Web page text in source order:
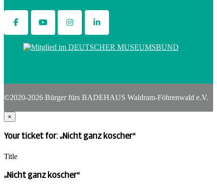
©2020-2026 Bürger fürs BADEHAUS Waldram-Föhrenwald e.V.
×
Your ticket for: „Nicht ganz koscher“
Title
„Nicht ganz koscher“